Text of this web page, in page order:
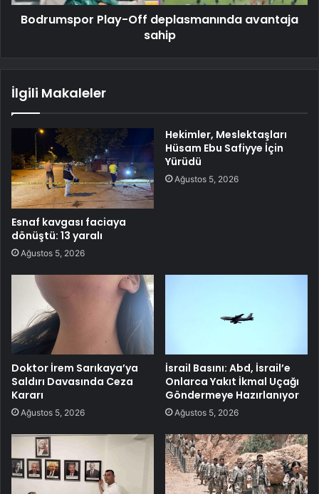
Bodrumspor Play-Off deplasmanında avantaja
sahip
İlgili Makaleler
Esnaf kavgası faciaya
dönüştü: 13 yaralı
Ağustos 5, 2026
Hekimler, Meslektaşları
Hüsam Ebu Safiyye İçin
Yürüdü
Ağustos 5, 2026
Doktor İrem Sarıkaya’ya
Saldırı Davasında Ceza
Kararı
Ağustos 5, 2026
İsrail Basını: Abd, İsrail’e
Onlarca Yakıt İkmal Uçağı
Göndermeye Hazırlanıyor
Ağustos 5, 2026